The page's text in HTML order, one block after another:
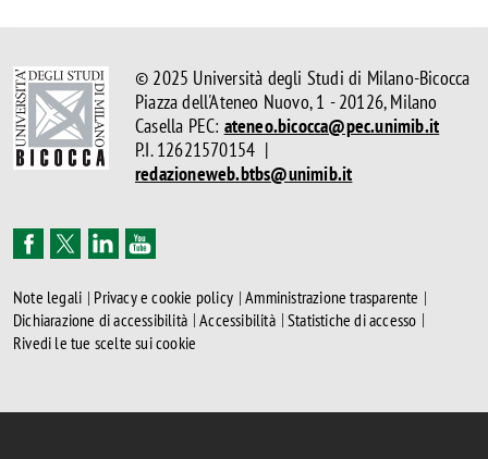
© 2025 Università degli Studi di Milano-Bicocca
Piazza dell'Ateneo Nuovo, 1 - 20126, Milano
Casella PEC: ateneo.bicocca@pec.unimib.it
P.I. 12621570154 |
redazioneweb.btbs@unimib.it
Note legali Privacy e cookie policy Amministrazione trasparente
Dichiarazione di accessibilità Accessibilità Statistiche di accesso
Rivedi le tue scelte sui cookie